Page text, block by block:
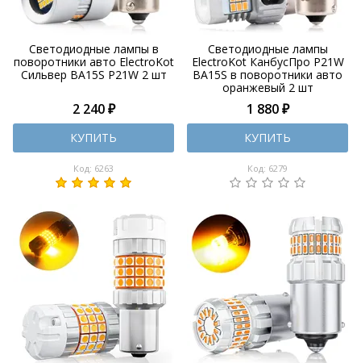
Светодиодные лампы в
поворотники авто ElectroKot
Сильвер BA15S P21W 2 шт
2 240 ₽
КУПИТЬ
Код: 6263
Светодиодные лампы
ElectroKot КанбусПро P21W
BA15S в поворотники авто
оранжевый 2 шт
1 880 ₽
КУПИТЬ
Код: 6279